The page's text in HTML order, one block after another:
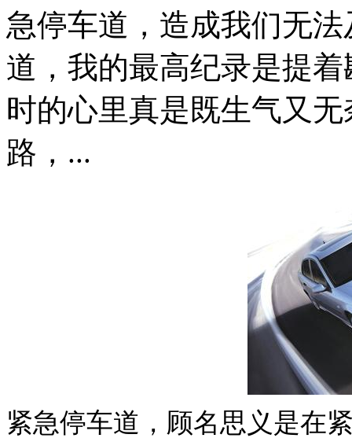
急停车道，造成我们无
道，我的最高纪录是提
时的心里真是既生气又
路，...
紧急停车道，顾名思义是在